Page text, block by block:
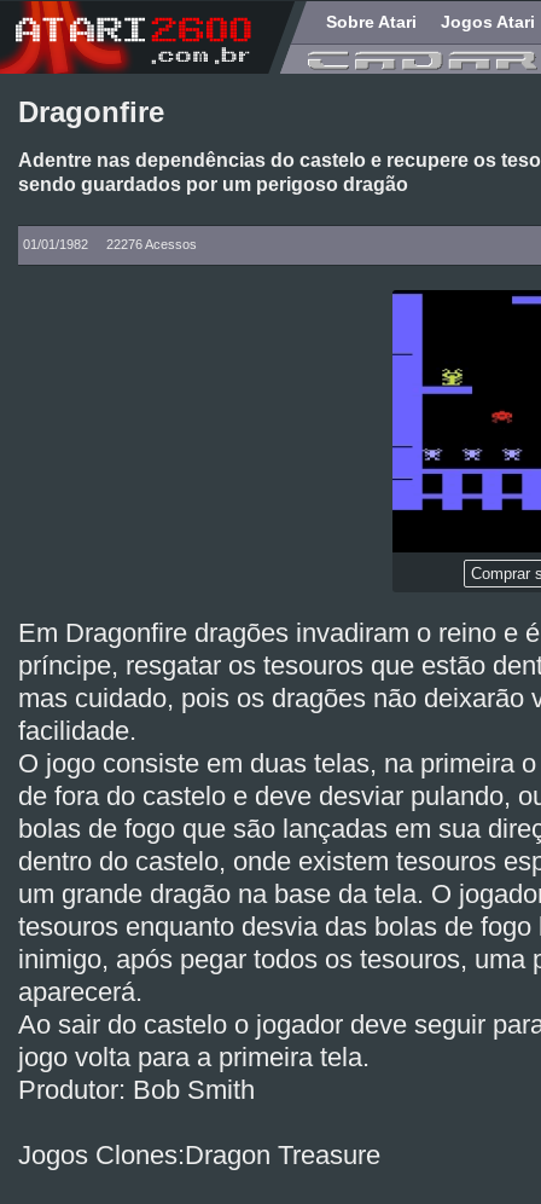
Sobre Atari Jogos Atari
Dragonfire
Adentre nas dependências do castelo e recupere os
sendo guardados por um perigoso dragão
01/01/1982 22276 Acessos
Comprar
Em Dragonfire dragões invadiram o reino e
príncipe, resgatar os tesouros que estão
mas cuidado, pois os dragões não deixarão
facilidade.
O jogo consiste em duas telas, na primeira
de fora do castelo e deve desviar pulando,
bolas de fogo que são lançadas em sua
dentro do castelo, onde existem tesouros
um grande dragão na base da tela. O
tesouros enquanto desvia das bolas de fogo
inimigo, após pegar todos os tesouros, uma
aparecerá.
Ao sair do castelo o jogador deve seguir
jogo volta para a primeira tela.
Produtor: Bob Smith
Jogos Clones:Dragon Treasure